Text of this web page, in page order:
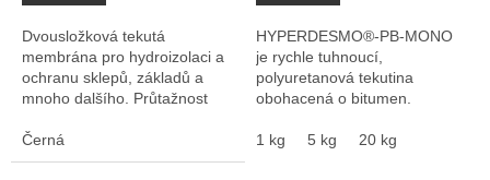
Dvousložková tekutá
membrána pro hydroizolaci a
ochranu sklepů, základů a
mnoho dalšího. Průtažnost
vlastností polyuretanu a
bitumenu. Není určen k...
Černá
HYPERDESMO®-PB-MONO
je rychle tuhnoucí,
polyuretanová tekutina
obohacená o bitumen.
povrchy: nestéká a nevytváří
1 kg 5 kg 20 kg